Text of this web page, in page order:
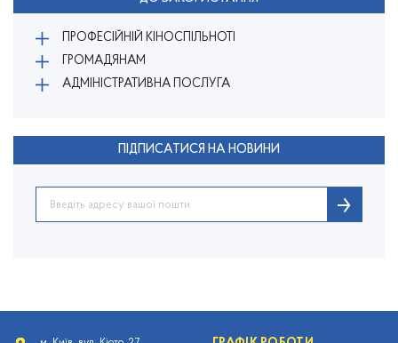
ПРОФЕСІЙНІЙ КІНОСПІЛЬНОТІ
ГРОМАДЯНАМ
АДМІНІСТРАТИВНА ПОСЛУГА
ПІДПИСАТИСЯ НА НОВИНИ